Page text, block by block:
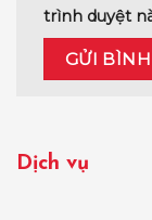
trình duyệt
Dịch vụ